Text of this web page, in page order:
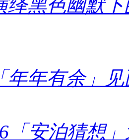
绎黑色幽默
年年有余」
「安泊猜想